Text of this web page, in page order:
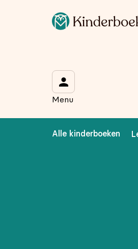
Menu
Alle kinderboeken
Op de hoogte blijven van onze
Wat is je voornaam?